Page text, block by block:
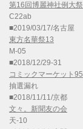
第16回博麗神社例大祭
C22ab
■2019/03/17/名古屋
東方名華祭13
M-05
■2018/12/29-31
コミックマーケット95
抽選漏れ
■2018/11/11/京都
文々。新聞友の会
天-10